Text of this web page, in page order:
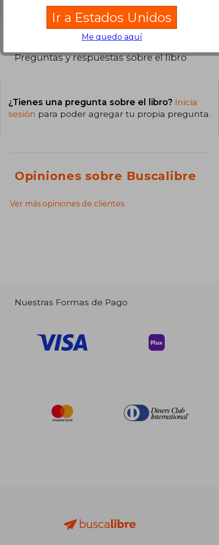
Preguntas y respuestas sobre el libro
¿Tienes una pregunta sobre el libro? Inicia
sesión para poder agregar tu propia pregunta.
Opiniones sobre Buscalibre
Ver más opiniones de clientes
Nuestras Formas de Pago
Ir a Estados Unidos
Me quedo aquí